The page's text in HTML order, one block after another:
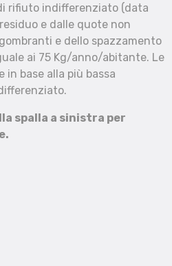
rifiuto indifferenziato (data
e dalle quote non
e dello spazzamento
ai 75 Kg/anno/abitante. Le
base alla più bassa
spalla a sinistra per